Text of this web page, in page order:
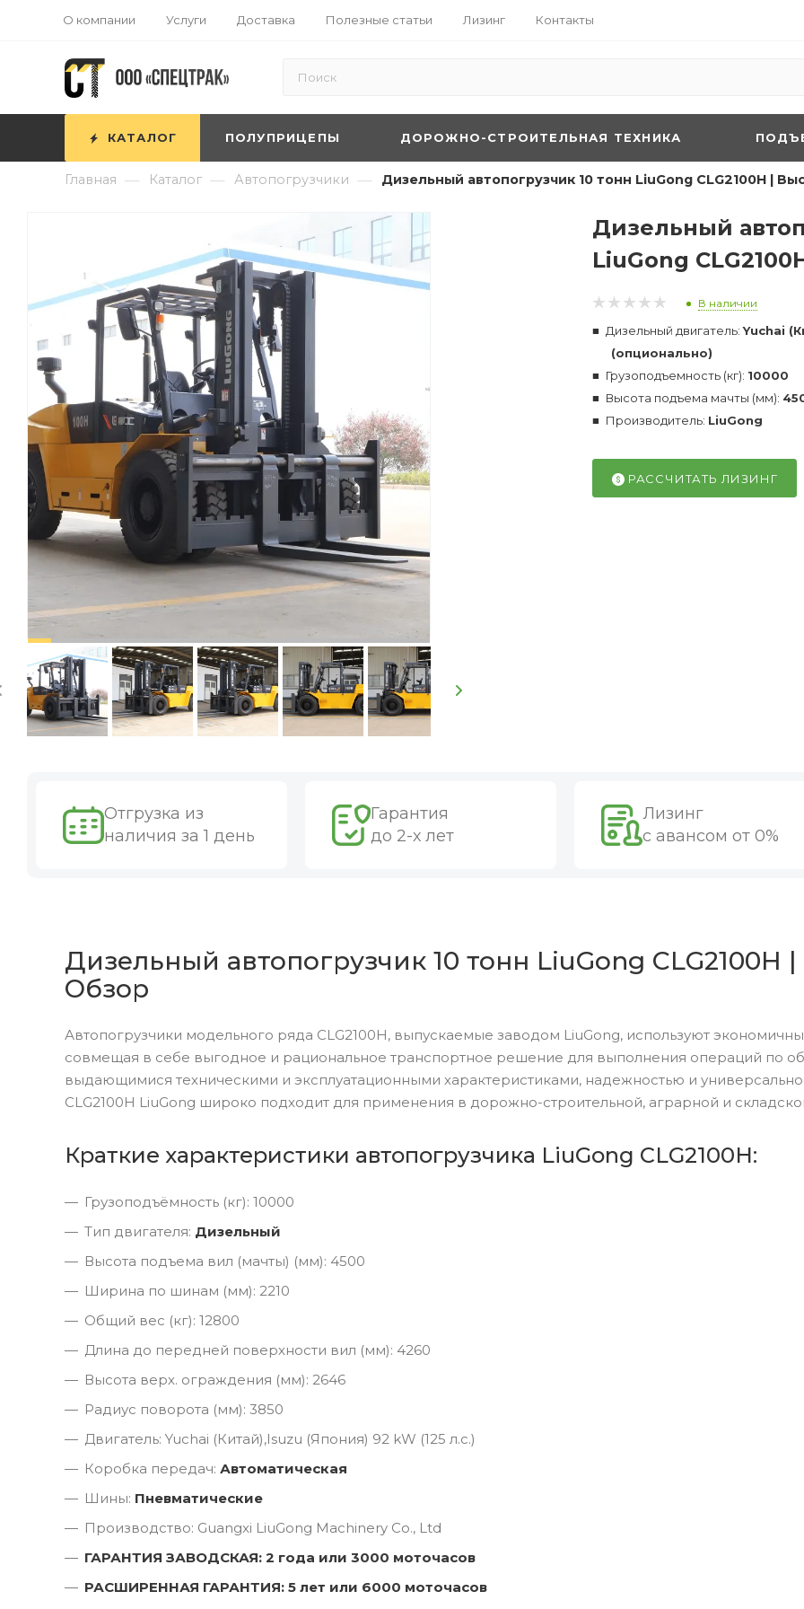
О компании Услуги Доставка Полезные статьи Лизинг Контакты
КАТАЛОГ ПОЛУПРИЦЕПЫ ДОРОЖНО-СТРОИТЕЛЬНАЯ ТЕХНИКА
Главная — Каталог — Автопогрузчики — Дизельный автопогрузчик 10 тонн LiuGong CLG2100H |
Дизельный
LiuGong
В наличии
Дизельный двигатель:Yuchai
(опционально)
Грузоподъемность (кг): 10000
Высота подъема мачты (мм):
Производитель: LiuGong
РАССЧИТАТЬ ЛИЗИНГ
Отгрузка из
наличия за 1 день
Гарантия
до 2-х лет
Лизинг
с авансом от 0%
Дизельный автопогрузчик 10 тонн LiuGong
Обзор
Автопогрузчики модельного ряда CLG2100H, выпускаемые заводом LiuGong, используют
совмещая в себе выгодное и рациональное транспортное решение для выполнения операций по
выдающимися техническими и эксплуатационными характеристиками, надежностью и
CLG2100H LiuGong широко подходит для применения в дорожно-строительной, аграрной и
Краткие характеристики автопогрузчика LiuGong CLG2100H:
Грузоподъёмность (кг): 10000
Тип двигателя: Дизельный
Высота подъема вил (мачты) (мм): 4500
Ширина по шинам (мм): 2210
Общий вес (кг): 12800
Длина до передней поверхности вил (мм): 4260
Высота верх. ограждения (мм): 2646
Радиус поворота (мм): 3850
Двигатель: Yuchai (Китай),Isuzu (Япония) 92 kW (125 л.с.)
Коробка передач: Автоматическая
Шины: Пневматические
Производство: Guangxi LiuGong Machinery Co., Ltd
ГАРАНТИЯ ЗАВОДСКАЯ: 2 года или 3000 моточасов
РАСШИРЕННАЯ ГАРАНТИЯ: 5 лет или 6000 моточасов